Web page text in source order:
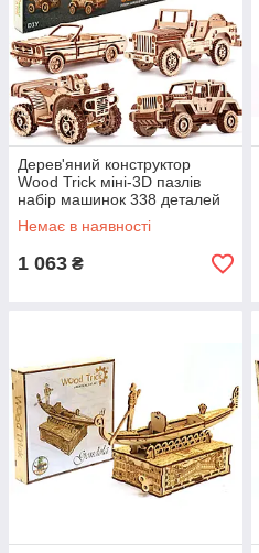
Дерев'яний конструктор
Wood Trick міні-3D пазлів
набір машинок 338 деталей
(4820195190494)
Немає в наявності
1 063 ₴